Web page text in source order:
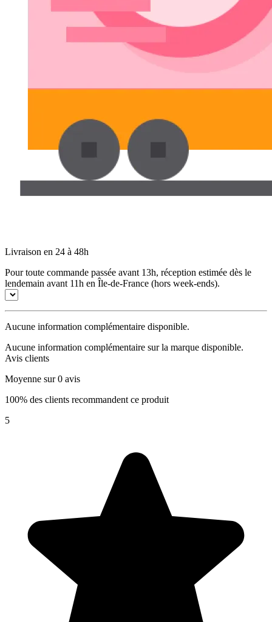
Livraison en 24 à 48h
Pour toute commande passée avant 13h, réception estimée dès le
lendemain avant 11h en Île-de-France (hors week-ends).
Aucune information complémentaire disponible.
Aucune information complémentaire sur la marque disponible.
Avis clients
Moyenne sur 0 avis
100% des clients recommandent ce produit
5